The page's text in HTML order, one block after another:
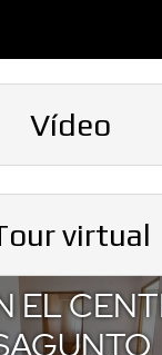
Vídeo
virtual